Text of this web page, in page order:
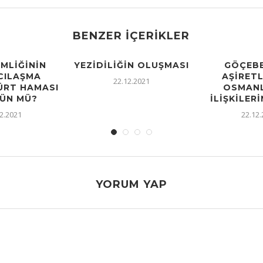
BENZER İÇERIKLER
HAMASI
MÜ?
YEZIDILIĞIN OLUŞMASI
22.12.2021
YORUM YAP